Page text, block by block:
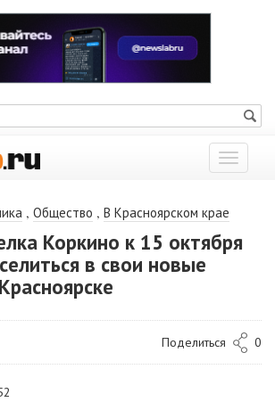
Показать
меню
, Общество , В Красноярском крае
Коркино к 15 октября
в свои новые
Поделиться 0